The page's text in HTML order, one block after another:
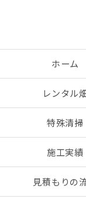
ホーム
レンタル
特殊清掃
施工実績
見積もりの